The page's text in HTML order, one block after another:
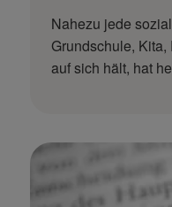
Nahezu jede
Grundschule,
auf sich hält, hat